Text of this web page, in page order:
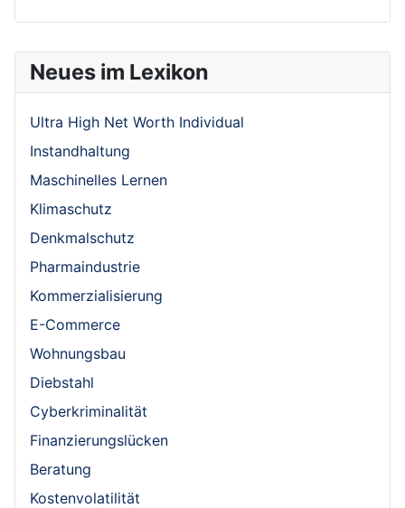
Neues im Lexikon
Ultra High Net Worth Individual
Instandhaltung
Maschinelles Lernen
Klimaschutz
Denkmalschutz
Pharmaindustrie
Kommerzialisierung
E-Commerce
Wohnungsbau
Diebstahl
Cyberkriminalität
Finanzierungslücken
Beratung
Kostenvolatilität